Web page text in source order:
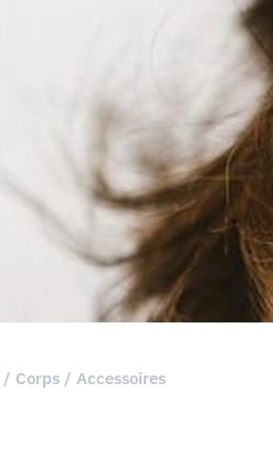
/ Corps / Accessoires